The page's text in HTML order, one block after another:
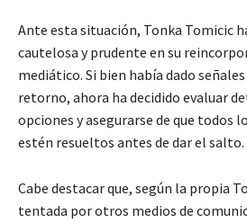
Ante esta situación, Tonka Tomicic
cautelosa y prudente en su
mediático. Si bien había dado
retorno, ahora ha decidido evaluar
opciones y asegurarse de que todos
estén resueltos antes de dar el salto.
Cabe destacar que, según la propia
tentada por otros medios de